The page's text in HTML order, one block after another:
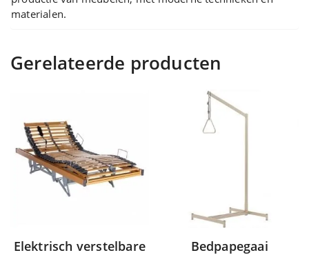
materialen.
Gerelateerde producten
Elektrisch verstelbare
Bedpapegaai